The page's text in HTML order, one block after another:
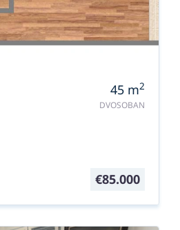
45 m2
DVOSOBAN
€85.000